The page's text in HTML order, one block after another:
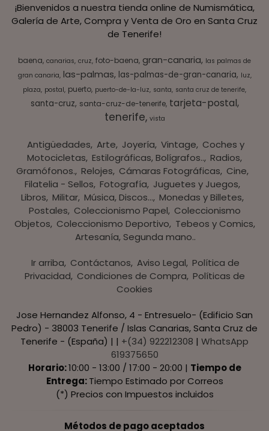
¡Bienvenidos a nuestra tienda online de Numismática,
Galería de Arte, Compra y Venta de Oro en Santa Cruz
de Tenerife!
baena canarias cruz foto-baena gran-canaria las palmas de
gran canaria las-palmas las-palmas-de-gran-canaria luz
plaza postal puerto puerto-de-la-luz santa santa cruz de tenerife
santa-cruz santa-cruz-de-tenerife tarjeta-postal
tenerife vista
Antigüedades Arte Joyería Vintage Coches y
Motocicletas Estilográficas, Bolígrafos.. Radios,
Gramófonos. Relojes Cámaras Fotográficas Cine
Filatelia - Sellos Fotografía Juguetes y Juegos
Libros Militar Música, Discos... Monedas y Billetes
Postales Coleccionismo Papel Coleccionismo
Objetos Coleccionismo Deportivo Tebeos y Comics
Artesanía, Segunda mano..
Ir arriba Contáctanos Aviso Legal Política de
Privacidad Condiciones de Compra Políticas de
Cookies
Jose Hernandez Alfonso, 4 - Entresuelo- (Edificio San
Pedro) - 38003 Tenerife / Islas Canarias, Santa Cruz de
Tenerife - (España) | | +(34) 922212308 | WhatsApp
619375650
Horario:10:00 - 13:00 / 17:00 - 20:00 | Tiempo de
Entrega:Tiempo Estimado por Correos
(*) Precios con Impuestos incluidos
Métodos de pago aceptados